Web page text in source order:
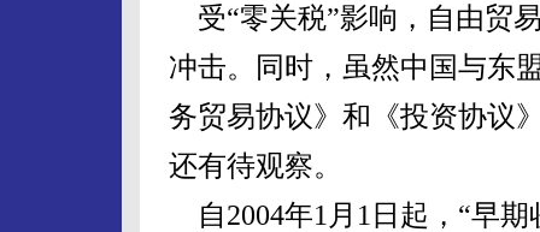
受“零关税”影响，自由贸
冲击。同时，虽然中国与东
务贸易协议》和《投资协议
还有待观察。
自2004年1月1日起，“早